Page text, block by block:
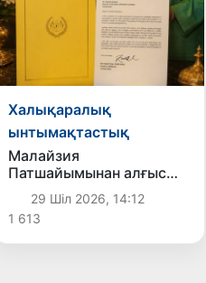
Халықаралық
ынтымақтастық
Малайзия
Патшайымынан алғыс
29 Шіл 2026, 14:12
1 613